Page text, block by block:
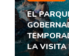
EL
LA VISITA